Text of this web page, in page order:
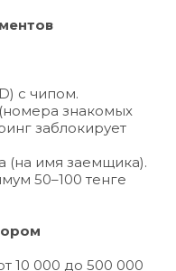
с чипом.
знакомых
заблокирует
(на имя заемщика).
50–100 тенге
10 000 до 500 000